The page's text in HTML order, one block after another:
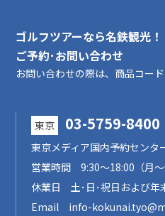
ゴルフツアーなら名鉄観光！
ご予約･お問い合わせ
お問い合わせの際は、商品コー
東京 03-5759-8400
東京メディア国内予約センタ
営業時間 9:30～18:00（月～
休業日 土･日･祝日および年
Email info-